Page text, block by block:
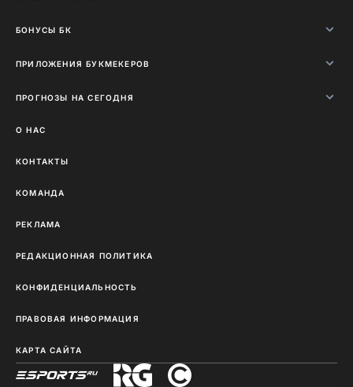
БОНУСЫ БК
ПРИЛОЖЕНИЯ БУКМЕКЕРОВ
ПРОГНОЗЫ НА СЕГОДНЯ
О НАС
КОНТАКТЫ
КОМАНДА
РЕКЛАМА
РЕДАКЦИОННАЯ ПОЛИТИКА
КОНФИДЕНЦИАЛЬНОСТЬ
ПРАВОВАЯ ИНФОРМАЦИЯ
КАРТА САЙТА